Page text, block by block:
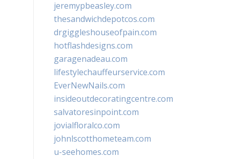
jeremypbeasley.com
thesandwichdepotcos.com
drgiggleshouseofpain.com
hotflashdesigns.com
garagenadeau.com
lifestylechauffeurservice.com
EverNewNails.com
insideoutdecoratingcentre.com
salvatoresinpoint.com
jovialfloralco.com
johnlscotthometeam.com
u-seehomes.com